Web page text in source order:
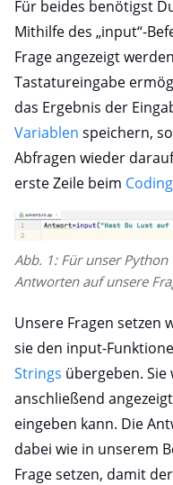
Für beides benötigst
Mithilfe des „input“-
Frage angezeigt
Tastatureingabe
das Ergebnis der
Variablen speichern,
Abfragen wieder
erste Zeile beim Coding
Abb. 1: Für unser
Antworten auf unsere
Unsere Fragen setzen
sie den input-
Strings übergeben.
anschließend
eingeben kann. Die
dabei wie in unserem
Frage setzen, damit